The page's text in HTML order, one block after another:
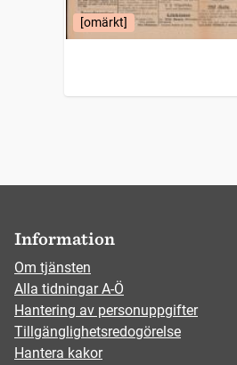
[omärkt]
Information
Om tjänsten
Alla tidningar A-Ö
Hantering av personuppgifter
Tillgänglighetsredogörelse
Hantera kakor